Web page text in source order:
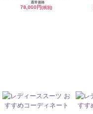
通常価格
78,000円(税別)